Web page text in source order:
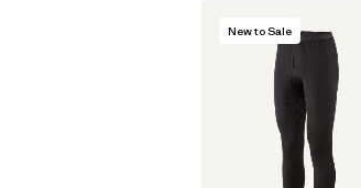
New to Sale